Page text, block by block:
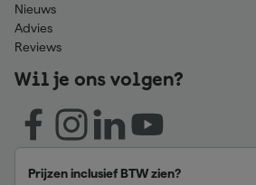
Nieuws
Advies
Reviews
Wil je ons volgen?
Prijzen inclusief BTW zien?